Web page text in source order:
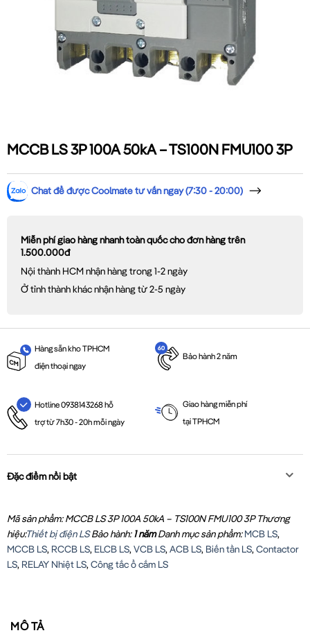
MCCB LS 3P 100A 50kA – TS100N FMU100 3P
Chat để được Coolmate tư vấn ngay (7:30 - 20:00)
Miễn phí giao hàng nhanh toàn quốc cho đơn hàng trên
1.500.000đ
Nội thành HCM nhận hàng trong 1-2 ngày
Ở tỉnh thành khác nhận hàng từ 2-5 ngày
Hàng sẵn kho TPHCM
điện thoại ngay
Bảo hành 2 năm
Hotline 0938143268 hỗ
trợ từ 7h30 - 20h mỗi ngày
Giao hàng miễn phí
tại TPHCM
Đặc điểm nổi bật
Mã sản phẩm: MCCB LS 3P 100A 50kA – TS100N FMU100 3PThương
hiệu:Thiết bị điện LS Bảo hành:1 nămDanh mục sản phẩm:MCB LS,
MCCB LS, RCCB LS, ELCB LS,VCB LS,ACB LS, Biến tần LS,Contactor
LS, RELAY Nhiệt LS,Công tắc ổ cắm LS
MÔ TẢ